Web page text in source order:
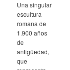
Una singular
escultura
romana de
1.900 años
de
antigüedad,
que